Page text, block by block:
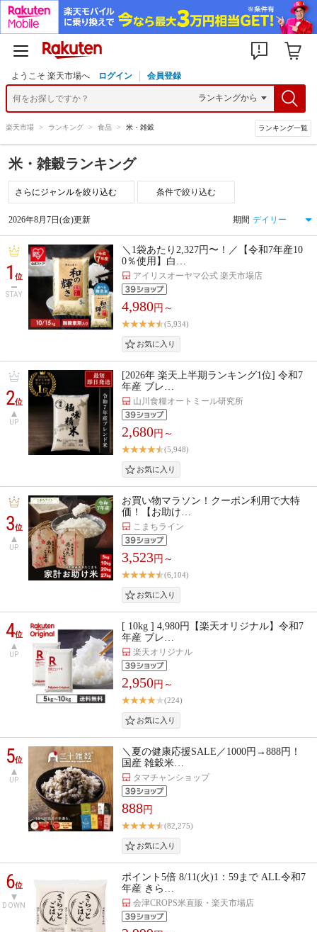
ようこそ 楽天市場へ ログイン 会員登録
楽天市場 > ランキング > 食品 > 米・雑穀 ランキング一覧
米・雑穀ランキング
条件で絞り込む
2026年8月7日(金)更新 期間
1位
STAY
＼1袋あたり2,327円〜！／【令和7年産10
0％使用】白…
アイリスオーヤマ公式 楽天市場店
4,980円～
(5,934)
2位
UP
[2026年 楽天上半期ランキング1位] 令和7
年産 ブレ…
山川食糧オートミール研究所
2,680円～
(5,948)
3位
UP
お買い物マラソン！クーポン利用で大特
価！【お助け…
こまちライン
3,523円～
(6,104)
4位
UP
[ 10kg ] 4,980円【楽天オリジナル】令和7
年産 ブレ…
楽天オリジナル
2,950円～
(224)
5位
UP
＼夏の健康応援SALE／1000円→888円！
国産 雑穀米…
タマチャンショップ
888円
(82,275)
6位
DOWN
ポイント5倍 8/11(火)1：59まで ALL令和7
年産 きら…
会津CROPS米直販・楽天市場店